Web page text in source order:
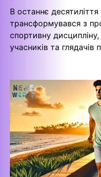
В останнє десятиліття
трансформувався з
спортивну
учасників та глядачів